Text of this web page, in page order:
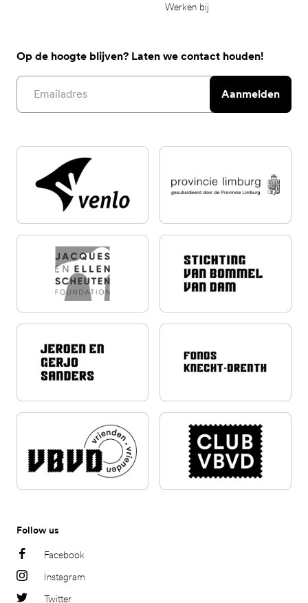
Werken bij
Op de hoogte blijven? Laten we contact houden!
Email address
Aanmelden
Follow us
Facebook
Instagram
Twitter